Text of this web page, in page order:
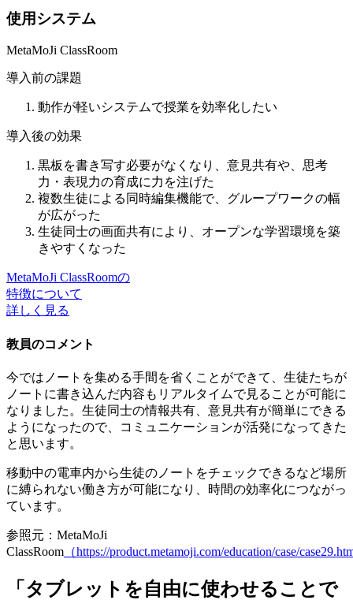
使用システム
MetaMoJi ClassRoom
導入前の課題
動作が軽いシステムで授業を効率化したい
導入後の効果
黒板を書き写す必要がなくなり、意見共有や、思考
力・表現力の育成に力を注げた
複数生徒による同時編集機能で、グループワークの幅
が広がった
生徒同士の画面共有により、オープンな学習環境を築
きやすくなった
MetaMoJi ClassRoomの
特徴について
詳しく見る
教員のコメント
今ではノートを集める手間を省くことができて、生徒たちが
ノートに書き込んだ内容もリアルタイムで見ることが可能に
なりました。 生徒同士の情報共有、意見共有が簡単にできる
ようになったので、コミュニケーションが活発になってきた
と思います。
移動中の電車内から生徒のノートをチェックできるなど場所
に縛られない働き方が可能になり、時間の効率化につながっ
ています。
参照元：MetaMoJi
ClassRoom （https://product.metamoji.com/education/case/
「タブレットを自由に使わせることで